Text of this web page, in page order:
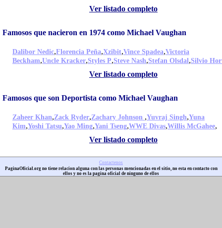
Ver listado completo
Famosos que nacieron en 1974 como Michael Vaughan
Dalibor Nedic,Florencia Peña,Xzibit,Vince Spadea,Victoria
Beckham,Uncle Kracker,Styles P,Steve Nash,Stefan Olsdal,Silvio
Ver listado completo
Famosos que son Deportista como Michael Vaughan
Zaheer Khan,Zack Ryder,Zachary Johnson ,Yuvraj Singh,Yuna
Kim,Yoshi Tatsu,Yao Ming,Yani Tseng,WWE Divas,Willis McGahee,
Ver listado completo
Contactenos
PaginaOficial.org no tiene relacion alguna con las personas mencionadas en el sitio, no esta en contacto con
ellos y no es la pagina oficial de ninguno de ellos